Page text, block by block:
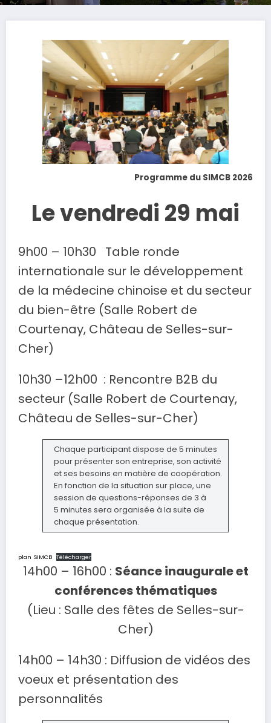
Programme du SIMCB 2026
Le vendredi 29 mai
9h00 – 10h30 Table ronde
internationale sur le développement
de la médecine chinoise et du secteur
du bien-être (Salle Robert de
Courtenay, Château de Selles-sur-
Cher)
10h30 –12h00 : Rencontre B2B du
secteur (Salle Robert de Courtenay,
Château de Selles-sur-Cher)
Chaque participant dispose de 5 minutes
pour présenter son entreprise, son activité
et ses besoins en matière de coopération.
En fonction de la situation sur place, une
session de questions-réponses de 3 à
5 minutes sera organisée à la suite de
chaque présentation.
plan SIMCB Télécharger
14h00 – 16h00 : Séance inaugurale et
conférences thématiques
(Lieu : Salle des fêtes de Selles-sur-
Cher)
14h00 – 14h30 : Diffusion de vidéos des
voeux et présentation des
personnalités